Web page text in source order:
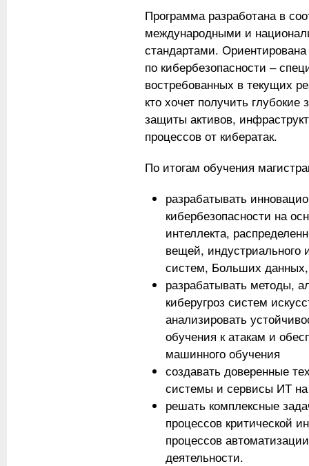
Программа разработана в
международными и
стандартами. Ориентирована
по кибербезопасности ‒
востребованных в текущих
кто хочет получить
защиты активов,
процессов от кибератак.
По итогам обучения
разрабатывать
кибербезопасности на
интеллекта,
вещей, индустриального
систем, Больших данных,
разрабатывать методы,
киберугроз систем
анализировать
обучения к атакам и
машинного обучения
создавать доверенные
системы и сервисы ИТ на
решать комплексные
процессов критической
процессов
деятельности.